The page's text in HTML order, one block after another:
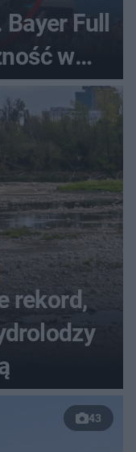
Full
w
rekord,
43